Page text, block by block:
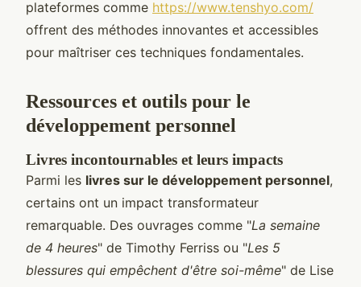
plateformes comme https://www.tenshyo.com/
offrent des méthodes innovantes et accessibles
pour maîtriser ces techniques fondamentales.
Ressources et outils pour le
développement personnel
Livres incontournables et leurs impacts
Parmi les livres sur le développement personnel,
certains ont un impact transformateur
remarquable. Des ouvrages comme "La semaine
de 4 heures" de Timothy Ferriss ou "Les 5
blessures qui empêchent d'être soi-même" de Lise